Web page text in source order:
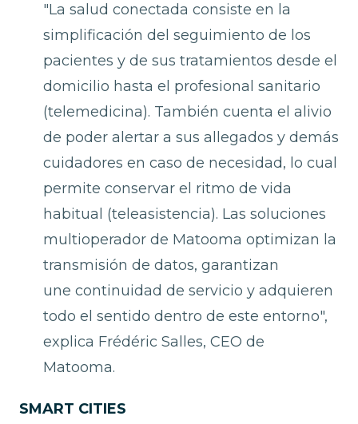
"La salud conectada consiste en la
simplificación del seguimiento de los
pacientes y de sus tratamientos desde el
domicilio hasta el profesional sanitario
(telemedicina). También cuenta el alivio
de poder alertar a sus allegados y demás
cuidadores en caso de necesidad, lo cual
permite conservar el ritmo de vida
habitual (teleasistencia). Las soluciones
multioperador de Matooma optimizan la
transmisión de datos, garantizan
une continuidad de servicio y adquieren
todo el sentido dentro de este entorno",
explica Frédéric Salles, CEO de
Matooma.
SMART CITIES